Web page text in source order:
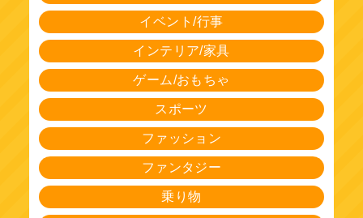
イベント/行事
インテリア/家具
ゲーム/おもちゃ
スポーツ
ファッション
ファンタジー
乗り物